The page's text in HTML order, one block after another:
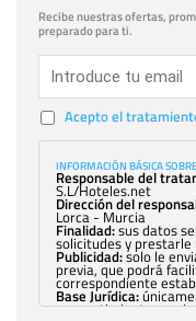
Recibe nuestras ofertas,
preparado para ti.
Acepto el
INFORMACIÓN BÁSICA
Responsable del
S.L/Hoteles.net
Dirección del
Lorca - Murcia
Finalidad:sus datos
solicitudes y prestarle
Publicidad:solo le
previa, que podrá
correspondiente
Base Jurídica:
consentimiento